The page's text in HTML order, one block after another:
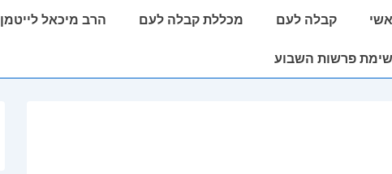
קבלה לעם מכללת קבלה לעם הרב מיכאל לייטמן
פרשות השבוע